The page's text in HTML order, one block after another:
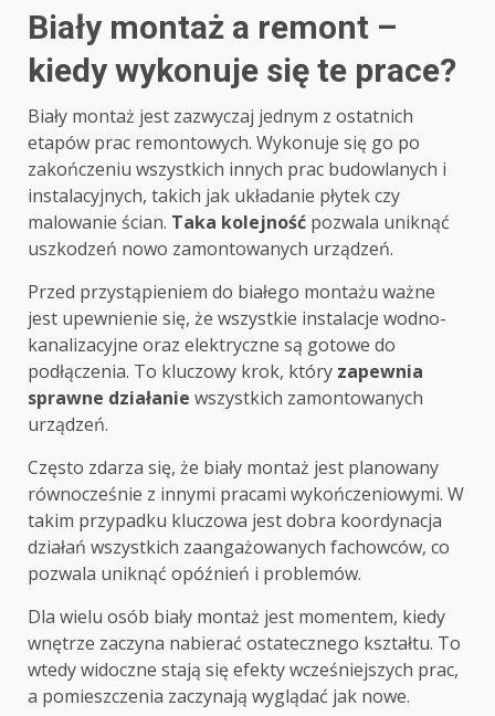
Biały montaż a remont –
kiedy wykonuje się te prace?
Biały montaż jest zazwyczaj jednym z ostatnich
etapów prac remontowych. Wykonuje się go po
zakończeniu wszystkich innych prac budowlanych i
instalacyjnych, takich jak układanie płytek czy
malowanie ścian. Taka kolejność pozwala uniknąć
uszkodzeń nowo zamontowanych urządzeń.
Przed przystąpieniem do białego montażu ważne
jest upewnienie się, że wszystkie instalacje wodno-
kanalizacyjne oraz elektryczne są gotowe do
podłączenia. To kluczowy krok, który zapewnia
sprawne działanie wszystkich zamontowanych
urządzeń.
Często zdarza się, że biały montaż jest planowany
równocześnie z innymi pracami wykończeniowymi. W
takim przypadku kluczowa jest dobra koordynacja
działań wszystkich zaangażowanych fachowców, co
pozwala uniknąć opóźnień i problemów.
Dla wielu osób biały montaż jest momentem, kiedy
wnętrze zaczyna nabierać ostatecznego kształtu. To
wtedy widoczne stają się efekty wcześniejszych prac,
a pomieszczenia zaczynają wyglądać jak nowe.